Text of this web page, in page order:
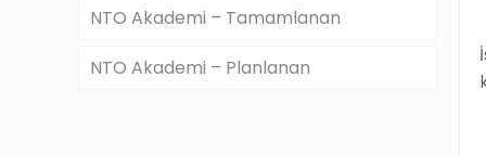
NTO Akademi – Tamamlanan
NTO Akademi – Planlanan